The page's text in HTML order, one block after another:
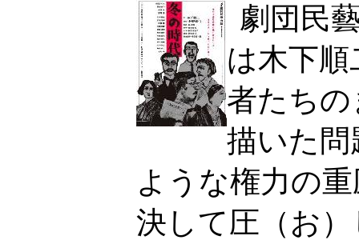
劇団民
は木下
者たち
描いた
ような権力の
決して圧（お